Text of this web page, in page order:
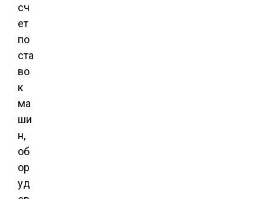
сч
ет
по
ста
во
к
ма
ши
н,
об
ор
уд